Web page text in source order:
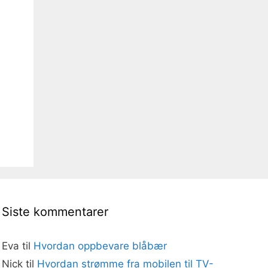
Siste kommentarer
Eva til Hvordan oppbevare blåbær
Nicktil Hvordan strømme fra mobilen til TV-